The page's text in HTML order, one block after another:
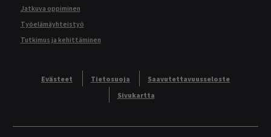
Jatkuva oppiminen
Työelämäyhteistyö
Tutkimus ja kehittäminen
Evästeet Tietosuoja
Saavutettavuusseloste
Sivukartta